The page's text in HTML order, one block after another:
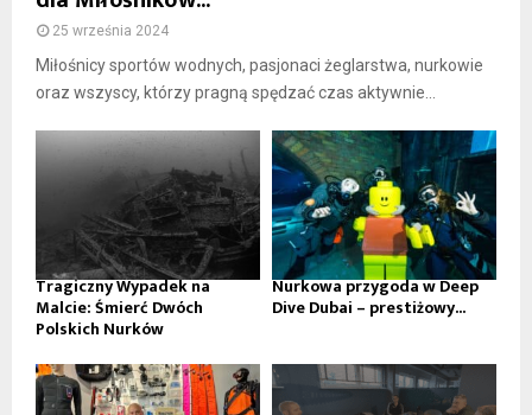
25 września 2024
Miłośnicy sportów wodnych, pasjonaci żeglarstwa, nurkowie
oraz wszyscy, którzy pragną spędzać czas aktywnie...
Tragiczny Wypadek na
Malcie: Śmierć Dwóch
Polskich Nurków
Nurkowa przygoda w Deep
Dive Dubai – prestiżowy...